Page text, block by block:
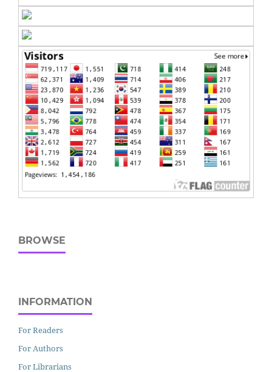
BROWSE
INFORMATION
For Readers
For Authors
For Librarians